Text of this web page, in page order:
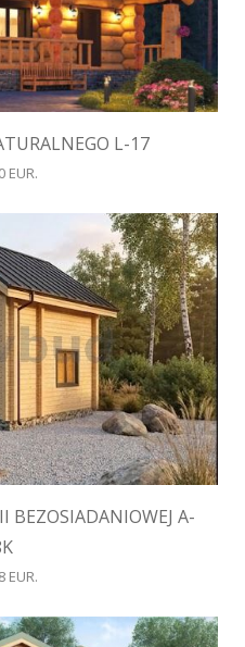
L-17
EUR.
BEZOSIADANIOWEJ A-
EUR.